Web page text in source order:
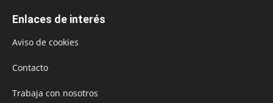
Enlaces de interés
Aviso de cookies
Contacto
Trabaja con nosotros